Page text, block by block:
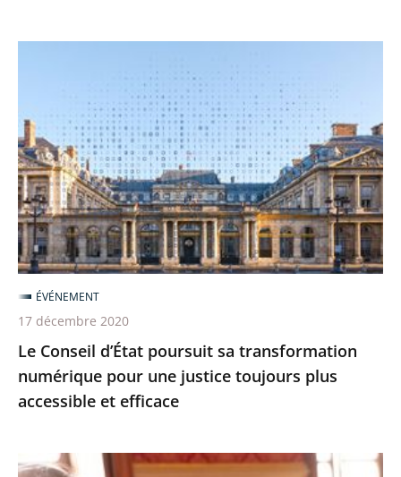
poursuit
sa
transformation
numérique
pour
une
justice
toujours
plus
accessible
et
efficace
Le Conseil d’État poursuit sa transformation
numérique pour une justice toujours plus
accessible et efficace
ÉVÉNEMENT
17 décembre 2020
Le